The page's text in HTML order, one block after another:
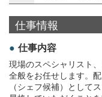
仕事情報
仕事内容
現場のスペシャリスト
全般をお任せします。
（シェフ候補）として